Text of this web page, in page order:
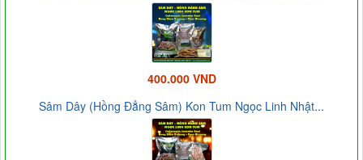
400.000 VND
Sâm Dây (Hồng Đẳng Sâm) Kon Tum Ngọc Linh Nhật...